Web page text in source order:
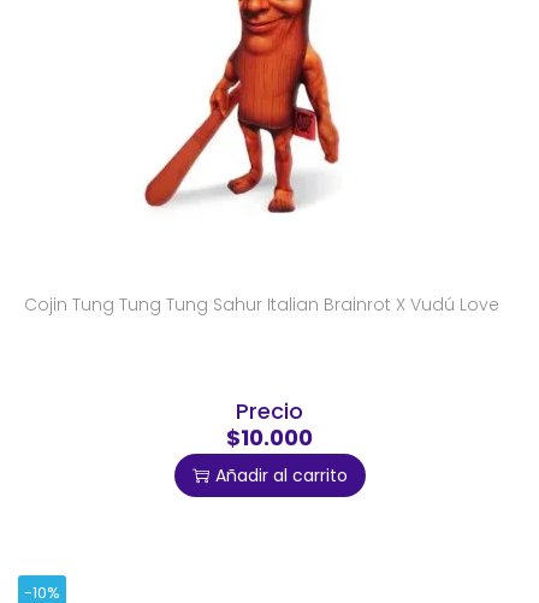
Cojin Tung Tung Tung Sahur Italian Brainrot X Vudú Love
Precio
$10.000
Añadir al carrito
-10%